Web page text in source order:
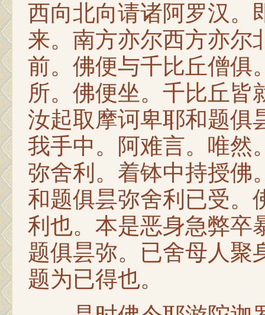
西向北向请诸阿罗汉。
来。南方亦尔西方亦尔
前。佛便与千比丘僧俱
所。佛便坐。千比丘皆
汝起取摩诃卑耶和题俱
我手中。阿难言。唯然
弥舍利。着钵中持授佛
和题俱昙弥舍利已受。
利也。本是恶身急弊卒
题俱昙弥。已舍母人聚
题为已得也。